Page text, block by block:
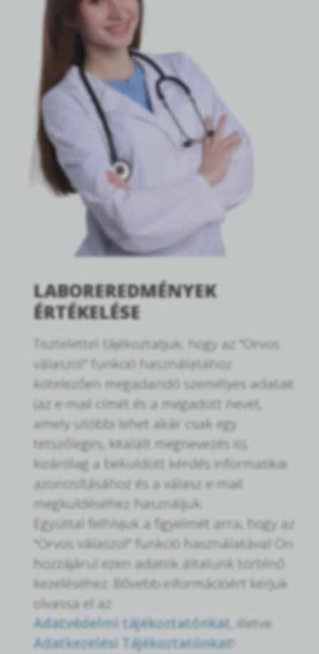
LABOREREDMÉNYEK
ÉRTÉKELÉSE
Tisztelettel tájékoztatjuk, hogy az "Orvos
válaszol" funkció használatához
kötelezően megadandó személyes adatait
(az e-mail címét és a megadott nevet,
amely utóbbi lehet akár csak egy
tetszőleges, kitalált megnevezés is),
kizárólag a beküldött kérdés informatikai
azonosításához és a válasz e-mail
megküldéséhez használjuk.
Egyúttal felhívjuk a figyelmét arra, hogy az
"Orvos válaszol" funkció használatával Ön
hozzájárul ezen adatok általunk történő
kezeléséhez. Bővebb információért kérjük
olvassa el az
Adatvédelmi tájékoztatónkat , illetve
Adatkezelési Tájékoztatónkat!